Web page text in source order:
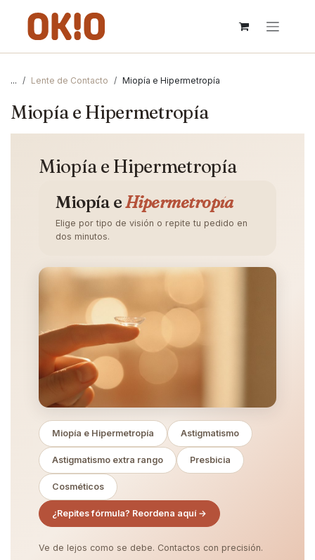
... Lente de Contacto Miopía e Hipermetropía
Miopía e Hipermetropía
Miopía e Hipermetropía
Miopía eHipermetropía
Elige por tipo de visión o repite tu pedido en
dos minutos.
Miopía e Hipermetropía Astigmatismo
Astigmatismo extra rango Presbicia
Cosméticos
¿Repites fórmula? Reordena aquí →
Ve de lejos como se debe. Contactos con precisión.